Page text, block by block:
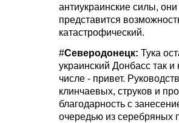
антиукраинские силы, они
представится
катастрофический.
‪#‎Северодонецк: Тука
украинский Донбасс так
числе - привет.
клинчаевых, струков и
благодарность с
очередью из серебряных